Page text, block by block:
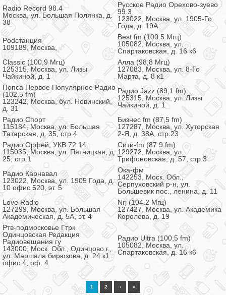
Radio Record 98.4
Москва, ул. Большая Полянка, д.
38
Русское Радио Орехово-зуево
99.3
123022, Москва, ул. 1905-Го
Года, д. 19А
Podстанция
109189, Москва,
Best fm (100.5 Мгц)
105082, Москва, ул.
Спартаковская, д. 16 к6
Classic (100,9 Мгц)
125315, Москва, ул. Лизы
Чайкиной, д. 1
Алла (98,8 Мгц)
127083, Москва, ул. 8-Го
Марта, д. 8 к1
Попса Первое Популярное Радио
(102,5 fm)
123242, Москва, бул. Новинский,
д. 31
Радио Jazz (89,1 fm)
125315, Москва, ул. Лизы
Чайкиной, д. 1
Радио Спорт
115184, Москва, ул. Большая
Татарская, д. 35, стр.4
Бизнес fm (87,5 fm)
127287, Москва, ул. Хуторская
2-Я, д. 38А, стр.23
Радио Орфей, УКВ 72.14
115035, Москва, ул. Пятницкая, д.
25, стр.1
Сити-fm (87.9 fm)
129272, Москва, ул.
Трифоновская, д. 57, стр.3
Радио Карнавал
123022, Москва, ул. 1905 Года, д.
10 офис 520, эт. 5
Ока-фм
142253, Моск. Обл.,
Серпуховский р-н, ул.
Большевик пос., ленина, д. 11
Love Radio
127299, Москва, ул. Большая
Академическая, д. 5А, эт. 4
Nrj (104.2 Мгц)
127427, Москва, ул. Академика
Королева, д. 19
Ртв-подмосковье Гтрк
Одинцовская Редакция
Радиовещания гу
143000, Моск. Обл., Одинцово г.,
ул. Маршала бирюзова, д. 24 к1
офис 4, оф. 4
Радио Ultra (100,5 fm)
105082, Москва, ул.
Спартаковская, д. 16 к6
1 2 › »